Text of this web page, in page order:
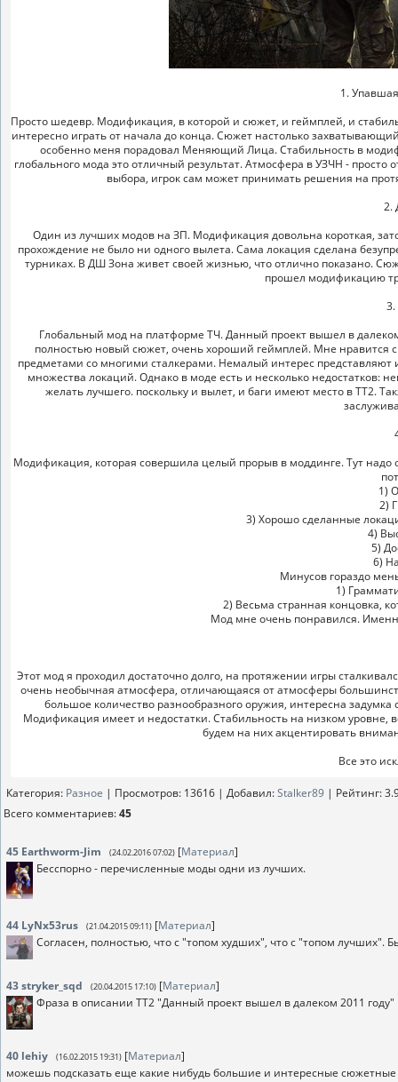
1.
Просто шедевр. Модификация, в которой и сюжет, и геймплей, и
интересно играть от начала до конца. Сюжет настолько
особенно меня порадовал Меняющий Лица. Стабильность в
глобального мода это отличный результат. Атмосфера в УЗЧН -
выбора, игрок сам может принимать решения на
2.
Один из лучших модов на ЗП. Модификация довольна короткая,
прохождение не было ни одного вылета. Сама локация сделана
турниках. В ДШ Зона живет своей жизнью, что отлично показано.
прошел модификацию
Глобальный мод на платформе ТЧ. Данный проект вышел в
полностью новый сюжет, очень хороший геймплей. Мне
предметами со многими сталкерами. Немалый интерес
множества локаций. Однако в моде есть и несколько недостатков:
желать лучшего. поскольку и вылет, и баги имеют место в ТТ2.
Модификация, которая совершила целый прорыв в моддинге. Тут надо
1)
2)
3) Хорошо сделанные
4)
5)
6)
Минусов гораздо
1)
2) Весьма странная концовка,
Мод мне очень понравился.
Этот мод я проходил достаточно долго, на протяжении игры
очень необычная атмосфера, отличающаяся от атмосферы
большое количество разнообразного оружия, интересна
Модификация имеет и недостатки. Стабильность на низком уровне,
будем на них акцентировать
Все это
Категория: Разное | Просмотров: 13616 | Добавил:Stalker89 | Рейтинг:
Всего комментариев:45
45 Earthworm-Jim (24.02.2016 07:02) [Материал]
Бесспорно - перечисленные моды одни из лучших.
44 LyNx53rus (21.04.2015 09:11) [Материал]
Согласен, полностью, что с "топом худших", что с "топом лучших".
43stryker_sqd (20.04.2015 17:10) [Материал]
Фраза в описании ТТ2 "Данный проект вышел в далеком 2011
40 lehiy (16.02.2015 19:31) [Материал]
можешь подсказать еще какие нибудь большие и интересные